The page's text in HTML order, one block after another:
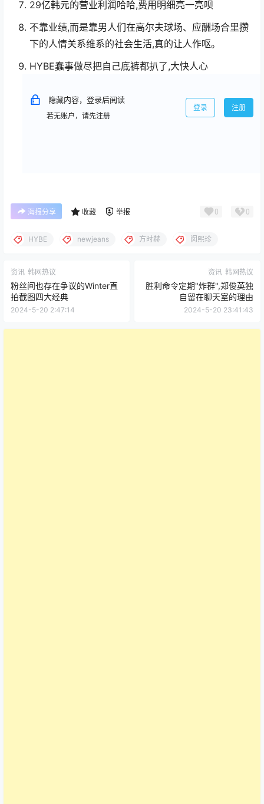
29亿韩元的营业利润哈哈,费用明细亮一亮呗
不靠业绩,而是靠男人们在高尔夫球场、应酬场合里攒
下的人情关系维系的社会生活,真的让人作呕。
HYBE蠢事做尽把自己底裤都扒了,大快人心
隐藏内容，登录后阅读
若无账户，请先注册
登录 注册
海报分享 收藏 举报 0 0
HYBE newjeans 方时赫 闵熙珍
资讯 韩网热议
粉丝间也存在争议的Winter直
拍截图四大经典
2024-5-20 2:47:14
资讯 韩网热议
胜利命令定期"炸群",郑俊英独
自留在聊天室的理由
2024-5-20 23:41:43